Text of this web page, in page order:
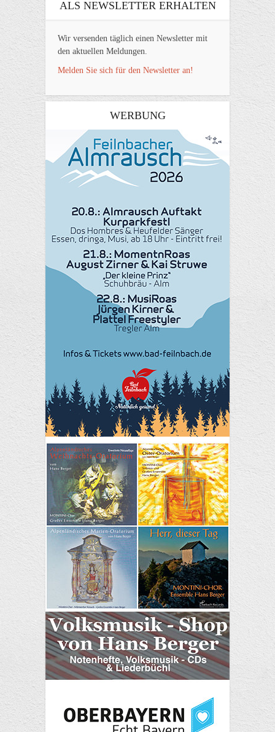
ALS NEWSLETTER ERHALTEN
Wir versenden täglich einen Newsletter mit
den aktuellen Meldungen.
Melden Sie sich für den Newsletter an!
WERBUNG